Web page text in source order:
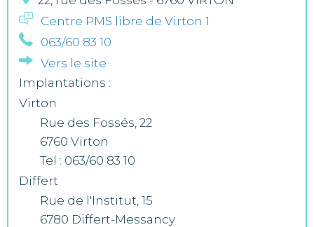
Centre PMS libre de Virton 1
063/60 83 10
Vers le site
Implantations :
Virton
Rue des Fossés, 22
6760 Virton
Tel : 063/60 83 10
Differt
Rue de l'Institut, 15
6780 Differt-Messancy